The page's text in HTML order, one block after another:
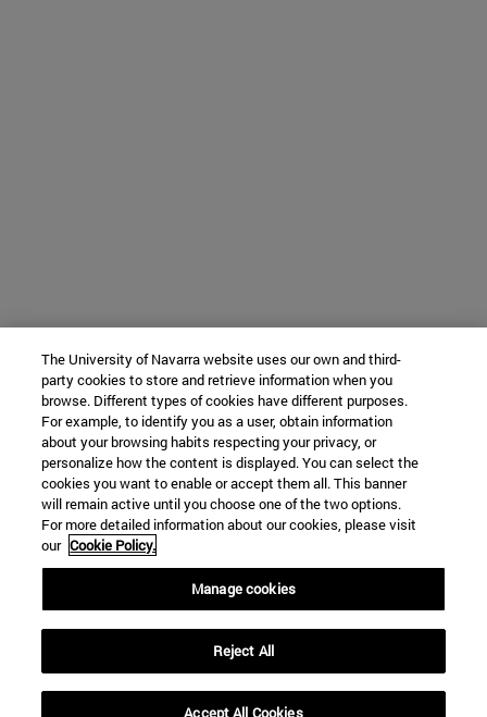
The University of Navarra website uses our own and third-
party cookies to store and retrieve information when you
browse. Different types of cookies have different purposes.
For example, to identify you as a user, obtain information
about your browsing habits respecting your privacy, or
personalize how the content is displayed. You can select the
cookies you want to enable or accept them all. This banner
will remain active until you choose one of the two options.
For more detailed information about our cookies, please visit
our Cookie Policy.
Manage cookies
Reject All
Accept All Cookies